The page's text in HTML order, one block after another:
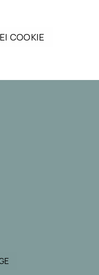
COOKIE